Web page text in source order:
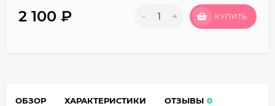
2 100 ₽ - + КУПИТЬ
ОБЗОР ХАРАКТЕРИСТИКИ ОТЗЫВЫ 0